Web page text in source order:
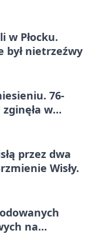
w Płocku.
był nietrzeźwy
76-
w
przez dwa
Wisły.
na